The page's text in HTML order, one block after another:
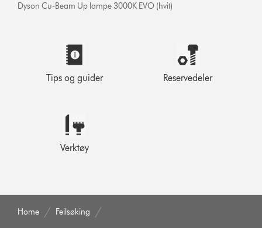
Dyson Cu-Beam Up lampe 3000K EVO (hvit)
Tips og guider Reservedeler
Verktøy
Home Feilsøking